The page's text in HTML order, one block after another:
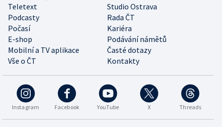
Teletext
Studio Ostrava
Podcasty
Rada ČT
Počasí
Kariéra
E-shop
Podávání námětů
Mobilní a TV aplikace
Časté dotazy
Vše o ČT
Kontakty
Instagram Facebook YouTube X Threads